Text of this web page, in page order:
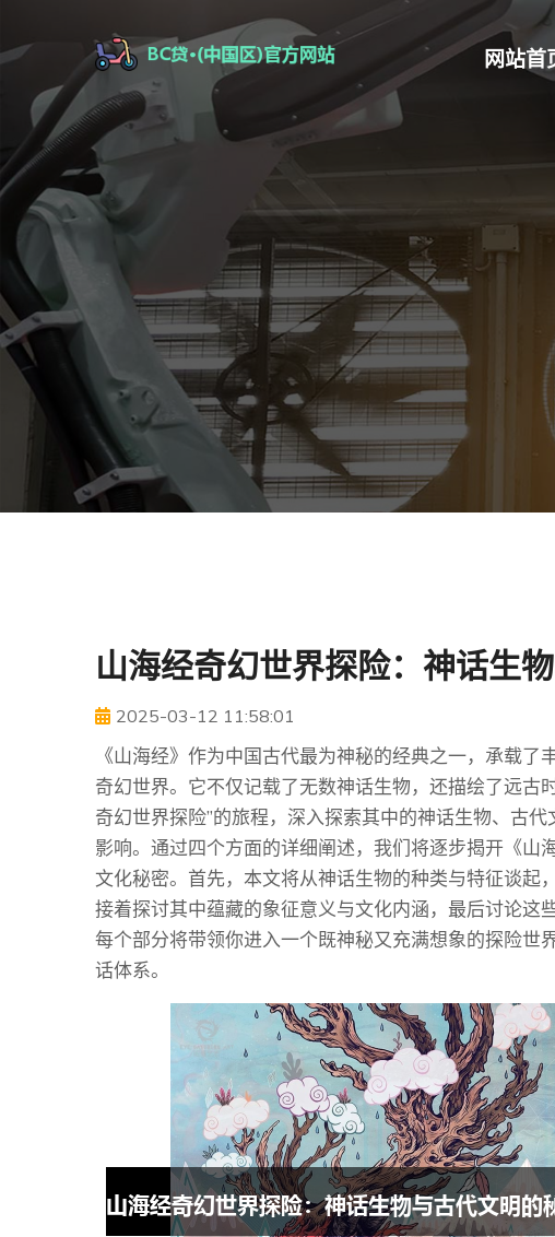
网站首
山海经奇幻世界探险：神话生
2025-03-12 11:58:01
《山海经》作为中国古代最为神秘的经典之一，承载
奇幻世界。它不仅记载了无数神话生物，还描绘了远古
奇幻世界探险”的旅程，深入探索其中的神话生物、古
影响。通过四个方面的详细阐述，我们将逐步揭开《山
文化秘密。首先，本文将从神话生物的种类与特征谈起
接着探讨其中蕴藏的象征意义与文化内涵，最后讨论这
每个部分将带领你进入一个既神秘又充满想象的探险世
话体系。